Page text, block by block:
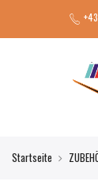
Startseite